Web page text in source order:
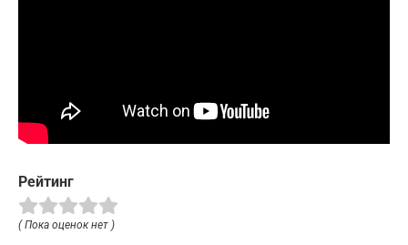
Рейтинг
( Пока оценок нет )